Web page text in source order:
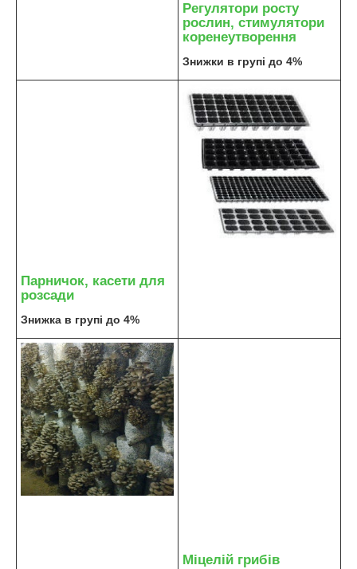
Регулятори росту
рослин, стимулятори
коренеутворення
Знижки в групі до 4%
Парничок, касети для
розсади
Знижка в групі до 4%
Міцелій грибів